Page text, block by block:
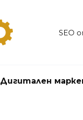
SEO
Дигитален